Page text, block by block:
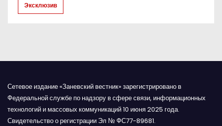
Эксклюзив
Сетевое издание «Заневский вестник» зарегистрировано в
Федеральной службе по надзору в сфере связи, информационных
технологий и массовых коммуникаций 10 июня 2025 года.
Свидетельство о регистрации Эл № ФС77-89681.